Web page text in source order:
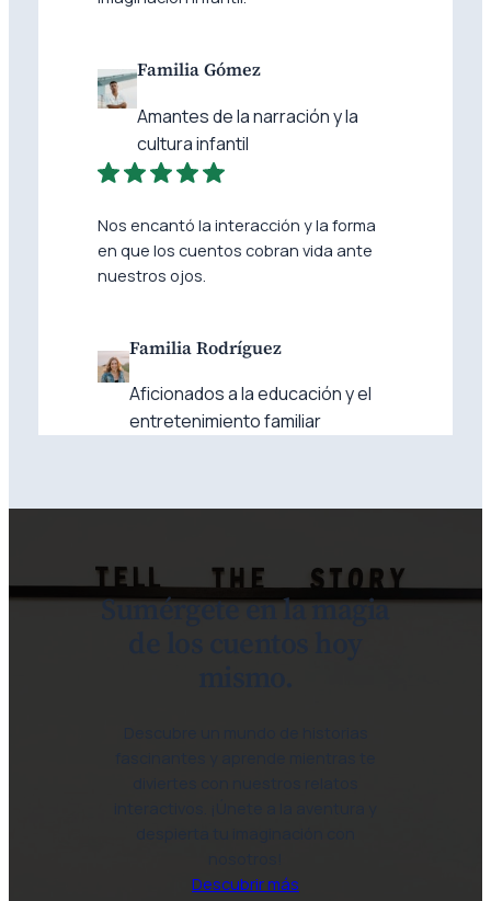
Familia Gómez
Amantes de la narración y la
cultura infantil
Nos encantó la interacción y la forma
en que los cuentos cobran vida ante
nuestros ojos.
Familia Rodríguez
Aficionados a la educación y el
entretenimiento familiar
Sumérgete en la magia
Descubrir más